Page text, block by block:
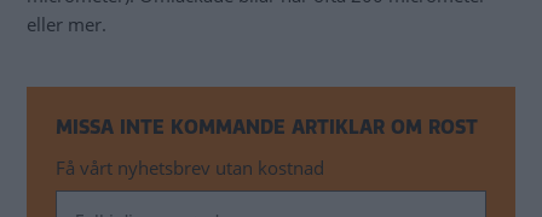
eller mer.
MISSA INTE KOMMANDE ARTIKLAR OM ROST
Få vårt nyhetsbrev utan kostnad